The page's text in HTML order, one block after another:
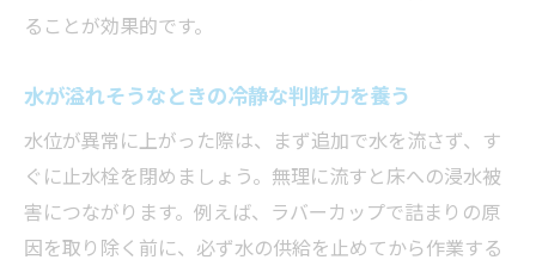
ることが効果的です。
水が溢れそうなときの冷静な判断力を養う
水位が異常に上がった際は、まず追加で水を流さず、す
ぐに止水栓を閉めましょう。無理に流すと床への浸水被
害につながります。例えば、ラバーカップで詰まりの原
因を取り除く前に、必ず水の供給を止めてから作業する